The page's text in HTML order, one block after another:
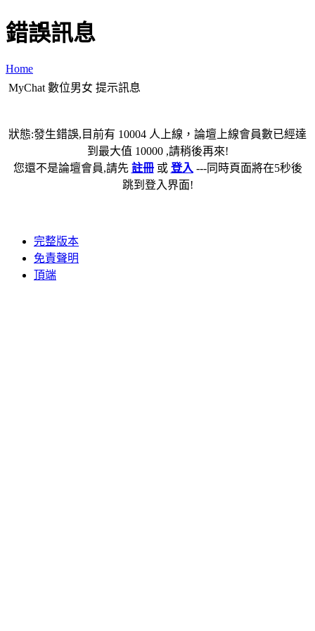
錯誤訊息
Home
MyChat 數位男女 提示訊息
狀態:發生錯誤,目前有 10004 人上線，論壇上線會員數已經達
到最大值 10000 ,請稍後再來!
您還不是論壇會員,請先 註冊或 登入 ---同時頁面將在5秒後
跳到登入界面!
完整版本
免責聲明
頂端